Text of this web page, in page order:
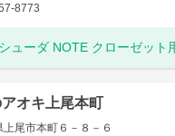
8773
ューダ NOTE クローゼット
オキ上尾本町
尾市本町６－８－６